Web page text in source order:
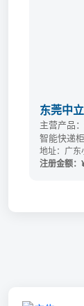
东莞中
主营产品
智能快递柜
地址：广
注册金额：